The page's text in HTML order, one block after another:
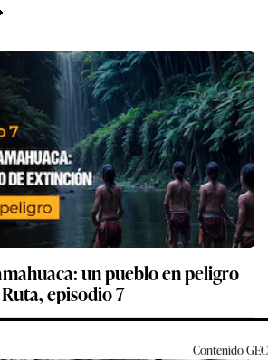
un pueblo en peligro
episodio 7
ContenidoGEC